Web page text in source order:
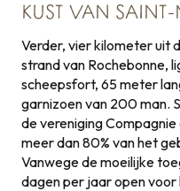
KUST VAN
Verder, vier kilometer uit
strand van Rochebonne,
scheepsfort, 65 meter
garnizoen van 200 man.
de vereniging
meer dan 80% van het
Vanwege de moeilijke
dagen per jaar open